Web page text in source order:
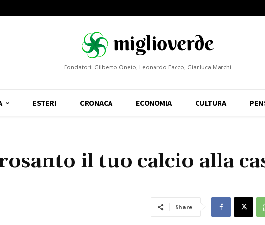
Fondatori: Gilberto Oneto, Leonardo Facco, Gianluca Marchi
ESTERI CRONACA ECONOMIA CULTURA
il tuo calcio alla
Share